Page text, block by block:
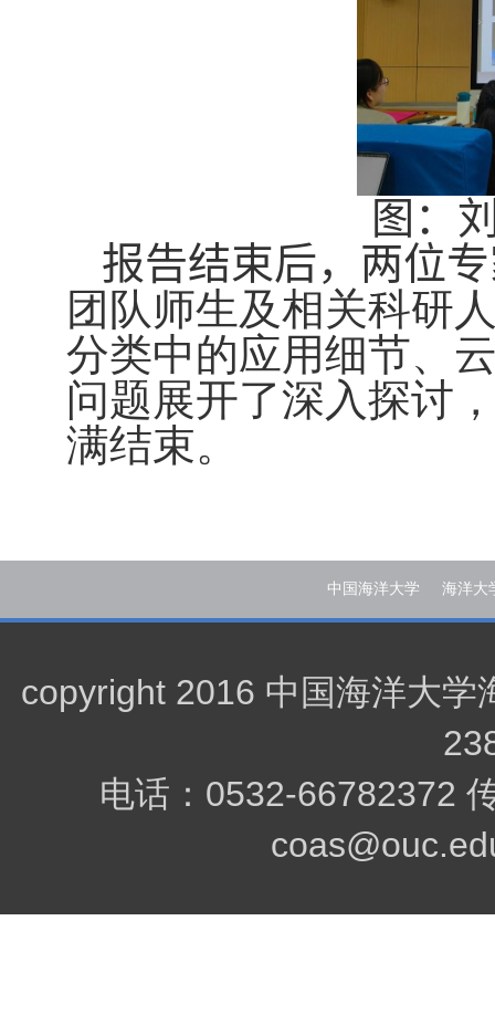
图：
报告结束后，两位
团队师生及相关科研
分类中的应用细节、
问题展开了深入探讨
满结束。
中国海洋大学 海洋大
copyright 2016 中国海洋大学
电话：0532-66782372